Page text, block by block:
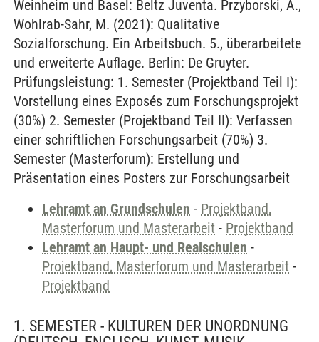
Weinheim und Basel: Beltz Juventa. Przyborski, A.,
Wohlrab-Sahr, M. (2021): Qualitative
Sozialforschung. Ein Arbeitsbuch. 5., überarbeitete
und erweiterte Auflage. Berlin: De Gruyter.
Prüfungsleistung: 1. Semester (Projektband Teil I):
Vorstellung eines Exposés zum Forschungsprojekt
(30%) 2. Semester (Projektband Teil II): Verfassen
einer schriftlichen Forschungsarbeit (70%) 3.
Semester (Masterforum): Erstellung und
Präsentation eines Posters zur Forschungsarbeit
Lehramt an Grundschulen - Projektband,
Masterforum und Masterarbeit - Projektband
Lehramt an Haupt- und Realschulen -
Projektband, Masterforum und Masterarbeit -
Projektband
1. SEMESTER - KULTUREN DER UNORDNUNG